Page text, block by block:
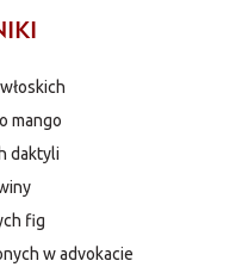
mango
daktyli
fig
w advokacie